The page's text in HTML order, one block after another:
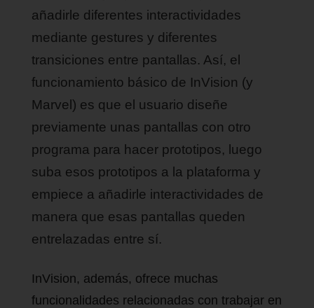
añadirle diferentes interactividades
mediante gestures y diferentes
transiciones entre pantallas. Así, el
funcionamiento básico de InVision (y
Marvel) es que el usuario diseñe
previamente unas pantallas con otro
programa para hacer prototipos, luego
suba esos prototipos a la plataforma y
empiece a añadirle interactividades de
manera que esas pantallas queden
entrelazadas entre sí.
InVision, además, ofrece muchas
funcionalidades relacionadas con trabajar en